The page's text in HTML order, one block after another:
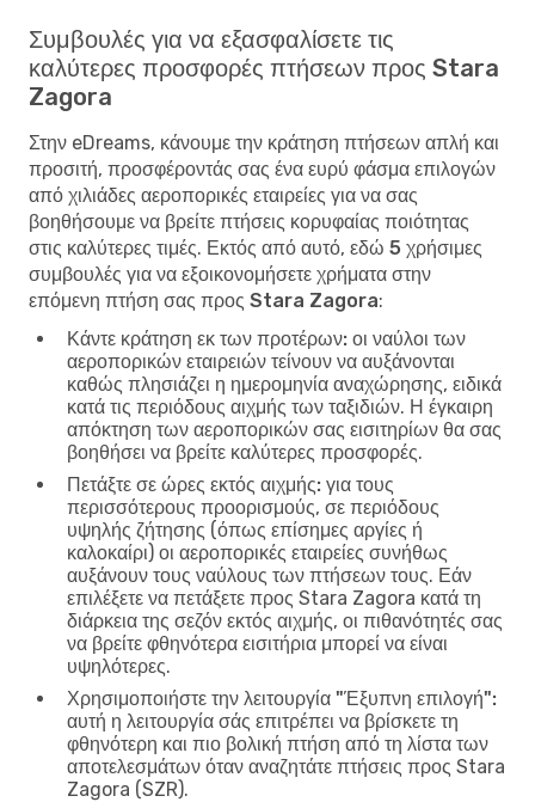
Συμβουλές για να εξασφαλίσετε τις
καλύτερες προσφορές πτήσεων προς Stara
Zagora
Στην eDreams, κάνουμε την κράτηση πτήσεων απλή και
προσιτή, προσφέροντάς σας ένα ευρύ φάσμα επιλογών
από χιλιάδες αεροπορικές εταιρείες για να σας
βοηθήσουμε να βρείτε πτήσεις κορυφαίας ποιότητας
στις καλύτερες τιμές. Εκτός από αυτό, εδώ 5 χρήσιμες
συμβουλές για να εξοικονομήσετε χρήματα στην
επόμενη πτήση σας προς Stara Zagora:
Κάντε κράτηση εκ των προτέρων: οι ναύλοι των
αεροπορικών εταιρειών τείνουν να αυξάνονται
καθώς πλησιάζει η ημερομηνία αναχώρησης, ειδικά
κατά τις περιόδους αιχμής των ταξιδιών. Η έγκαιρη
απόκτηση των αεροπορικών σας εισιτηρίων θα σας
βοηθήσει να βρείτε καλύτερες προσφορές.
Πετάξτε σε ώρες εκτός αιχμής: για τους
περισσότερους προορισμούς, σε περιόδους
υψηλής ζήτησης (όπως επίσημες αργίες ή
καλοκαίρι) οι αεροπορικές εταιρείες συνήθως
αυξάνουν τους ναύλους των πτήσεων τους. Εάν
επιλέξετε να πετάξετε προς Stara Zagora κατά τη
διάρκεια της σεζόν εκτός αιχμής, οι πιθανότητές σας
να βρείτε φθηνότερα εισιτήρια μπορεί να είναι
υψηλότερες.
Χρησιμοποιήστε την λειτουργία "Έξυπνη επιλογή":
αυτή η λειτουργία σάς επιτρέπει να βρίσκετε τη
φθηνότερη και πιο βολική πτήση από τη λίστα των
αποτελεσμάτων όταν αναζητάτε πτήσεις προς Stara
Zagora (SZR).